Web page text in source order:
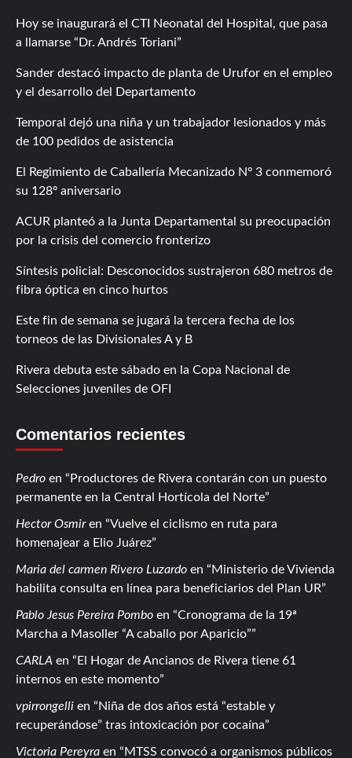
Hoy se inaugurará el CTI Neonatal del Hospital, que pasa
a llamarse “Dr. Andrés Toriani”
Sander destacó impacto de planta de Urufor en el empleo
y el desarrollo del Departamento
Temporal dejó una niña y un trabajador lesionados y más
de 100 pedidos de asistencia
El Regimiento de Caballería Mecanizado Nº 3 conmemoró
su 128º aniversario
ACUR planteó a la Junta Departamental su preocupación
por la crisis del comercio fronterizo
Síntesis policial: Desconocidos sustrajeron 680 metros de
fibra óptica en cinco hurtos
Este fin de semana se jugará la tercera fecha de los
torneos de las Divisionales A y B
Rivera debuta este sábado en la Copa Nacional de
Selecciones juveniles de OFI
Comentarios recientes
Pedro en
Productores de Rivera contarán con un puesto
permanente en la Central Hortícola del Norte
Hector Osmiren
Vuelve el ciclismo en ruta para
homenajear a Elio Juárez
Maria del carmen Rivero Luzardo en
Ministerio de Vivienda
habilita consulta en línea para beneficiarios del Plan UR
Pablo Jesus Pereira Pombo en
Cronograma de la 19ª
Marcha a Masoller “A caballo por Aparicio”
CARLA en
El Hogar de Ancianos de Rivera tiene 61
internos en este momento
vpirrongelli en
Niña de dos años está “estable y
recuperándose” tras intoxicación por cocaína
Victoria Pereyra en MTSS convocó a organismos públicos